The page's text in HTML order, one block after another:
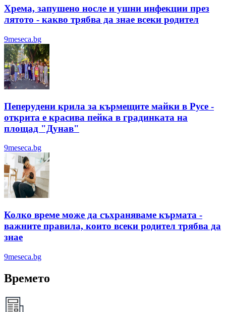
Хрема, запушено носле и ушни инфекции през
лятотo - какво трябва да знае всеки родител
9meseca.bg
Пеперудени крила за кърмещите майки в Русе -
открита е красива пейка в градинката на
площад "Дунав"
9meseca.bg
Колко време може да съхраняваме кърмата -
важните правила, които всеки родител трябва да
знае
9meseca.bg
Времето